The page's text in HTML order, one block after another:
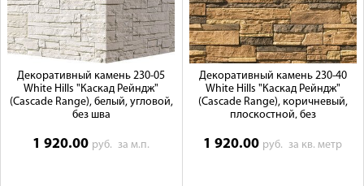
Декоративный камень 230-05
White Hills "Каскад Рейндж"
(Cascade Range), белый, угловой,
без шва
1 920.00 руб.за м.п.
Декоративный камень 230-40
White Hills "Каскад Рейндж"
(Cascade Range), коричневый,
плоскостной, без
1 920.00 руб.за кв. метр